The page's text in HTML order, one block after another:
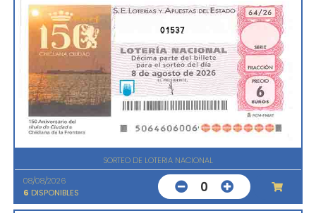
01537
SORTEO DE LOTERIA NACIONAL
08/08/2026
6 DISPONIBLES 0